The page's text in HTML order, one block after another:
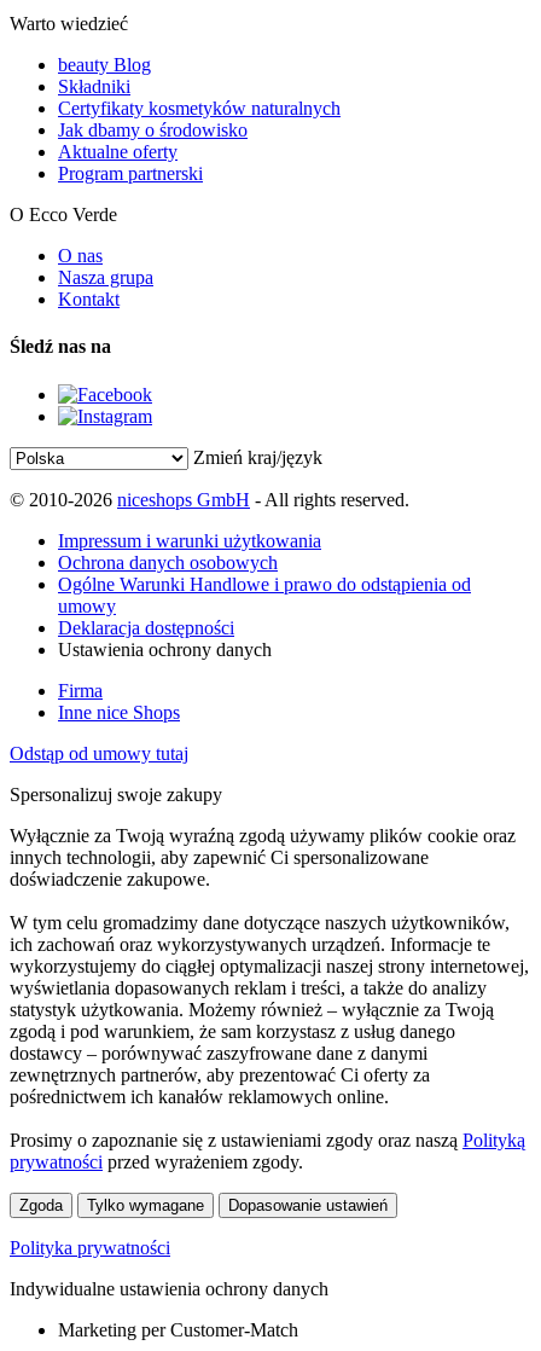
Warto wiedzieć
beauty Blog
Składniki
Certyfikaty kosmetyków naturalnych
Jak dbamy o środowisko
Aktualne oferty
Program partnerski
O Ecco Verde
O nas
Nasza grupa
Kontakt
Śledź nas na
Zmień kraj/język
© 2010-2026 niceshops GmbH - All rights reserved.
Impressum i warunki użytkowania
Ochrona danych osobowych
Ogólne Warunki Handlowe i prawo do odstąpienia od
umowy
Deklaracja dostępności
Ustawienia ochrony danych
Firma
Inne nice Shops
Odstąp od umowy tutaj
Spersonalizuj swoje zakupy
Wyłącznie za Twoją wyraźną zgodą używamy plików cookie oraz
innych technologii, aby zapewnić Ci spersonalizowane
doświadczenie zakupowe.
W tym celu gromadzimy dane dotyczące naszych użytkowników,
ich zachowań oraz wykorzystywanych urządzeń. Informacje te
wykorzystujemy do ciągłej optymalizacji naszej strony internetowej,
wyświetlania dopasowanych reklam i treści, a także do analizy
statystyk użytkowania. Możemy również – wyłącznie za Twoją
zgodą i pod warunkiem, że sam korzystasz z usług danego
dostawcy – porównywać zaszyfrowane dane z danymi
zewnętrznych partnerów, aby prezentować Ci oferty za
pośrednictwem ich kanałów reklamowych online.
Prosimy o zapoznanie się z ustawieniami zgody oraz naszą Polityką
prywatności przed wyrażeniem zgody.
Zgoda Tylko wymagane Dopasowanie ustawień
Polityka prywatności
Indywidualne ustawienia ochrony danych
Marketing per Customer-Match